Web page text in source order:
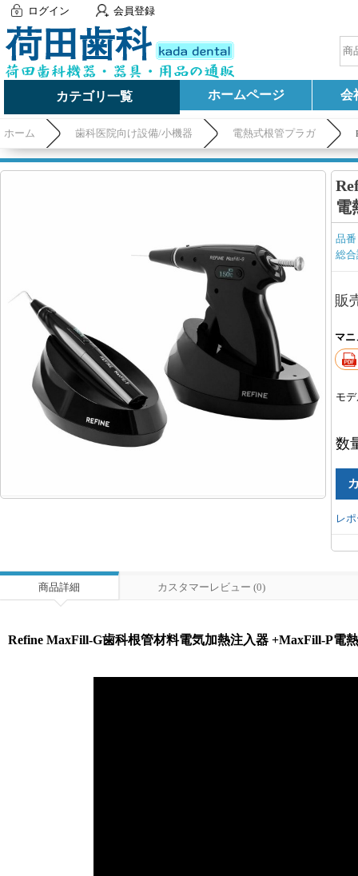
ログイン 会員登録
カテゴリ一覧 ホームページ 会
ホーム 歯科医院向け設備/小機器 電熱式根管プラガ
電
品
総
販
マ
モ
数
レ
商品詳細 カスタマーレビュー (0)
Refine MaxFill-G歯科根管材料電気加熱注入器 +MaxFill-P電